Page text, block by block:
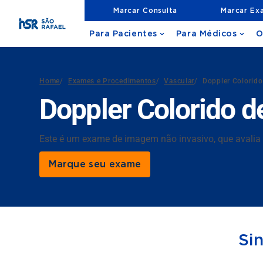
Marcar Consulta Marcar
Para Pacientes Para Médicos
Home/ Exames e Procedimentos/ Vascular/ Doppler
Doppler Colorido
Este é um exame de imagem não invasivo, que
Marque seu exame